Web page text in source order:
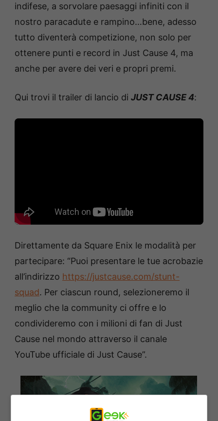
indifese, a sorvolare paesaggi infiniti con il
nostro paracadute e rampino…bene, adesso
tutto diventerà competizione, non solo per
ottenere punti e record in Just Cause 4, ma
anche per avere dei veri e propri premi.
Qui trovi il trailer di lancio di JUST CAUSE 4:
Direttamente da Square Enix le modalità per
partecipare: “Puoi presentare le tue acrobazie
all’indirizzo https://justcause.com/stunt-
squad. Per ciascun round, selezioneremo il
meglio che la community ci offre e lo
condivideremo con i milioni di fan di Just
Cause nel mondo attraverso il canale
YouTube ufficiale di Just Cause”.